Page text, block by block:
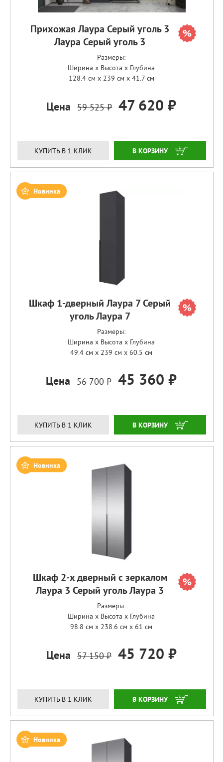
Прихожая Лаура Серый уголь 3
Лаура Серый уголь 3
Размеры:
Ширина x Высота x Глубина
128.4 см x 239 см x 41.7 см
Цена 59 525 ₽ 47 620 ₽
КУПИТЬ В 1 КЛИК ЗАКАЗАТЬ
Новинка
Шкаф 1-дверный Лаура 7 Серый
уголь Лаура 7
Размеры:
Ширина x Высота x Глубина
49.4 см x 239 см x 60.5 см
Цена 56 700 ₽ 45 360 ₽
КУПИТЬ В 1 КЛИК ЗАКАЗАТЬ
Новинка
Шкаф 2-х дверный с зеркалом
Лаура 3 Серый уголь Лаура 3
Размеры:
Ширина x Высота x Глубина
98.8 см x 238.6 см x 61 см
Цена 57 150 ₽ 45 720 ₽
КУПИТЬ В 1 КЛИК ЗАКАЗАТЬ
Новинка